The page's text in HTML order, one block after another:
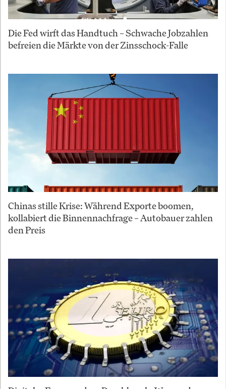
Die Fed wirft das Handtuch – Schwache Jobzahlen
befreien die Märkte von der Zinsschock-Falle
Chinas stille Krise: Während Exporte boomen,
kollabiert die Binnennachfrage – Autobauer zahlen
den Preis